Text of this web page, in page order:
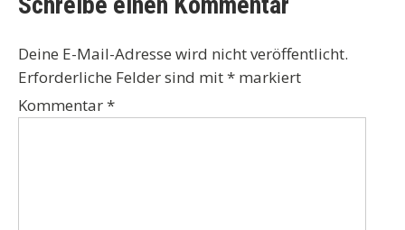
Deine E-Mail-Adresse wird nicht veröffentlicht.
Erforderliche Felder sind mit* markiert
Kommentar*